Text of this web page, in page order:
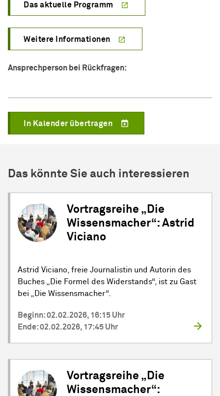
Das aktuelle Programm
Weitere Informationen
Ansprechperson bei Rückfragen:
In Kalender übertragen
Das könnte Sie auch interessieren
Vortragsreihe „Die
Wissensmacher“: Astrid
Viciano
Astrid Viciano, freie Journalistin und Autorin des
Buches „Die Formel des Widerstands“, ist zu Gast
bei „Die Wissensmacher“.
Beginn: 02.02.2026, 16:15 Uhr
Ende: 02.02.2026, 17:45 Uhr
Vortragsreihe „Die
Wissensmacher“: